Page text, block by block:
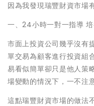
因為我發現瑞豐財資市場
一、24小時一對一指導
市面上投資公司幾乎沒有
單交易為顧客進行投資組
易看似簡單卻只是他人策
場變動的情況下，一不注
這點瑞豐財資市場的做法